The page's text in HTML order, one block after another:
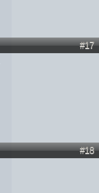
#17
#18